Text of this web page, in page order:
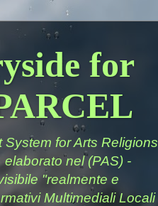
for
for Arts Religions
nel (PAS) -
"realmente e
Multimediali Locali